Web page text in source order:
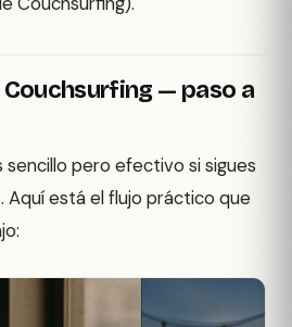
— paso a
sencillo pero efectivo si sigues
Aquí está el flujo práctico que